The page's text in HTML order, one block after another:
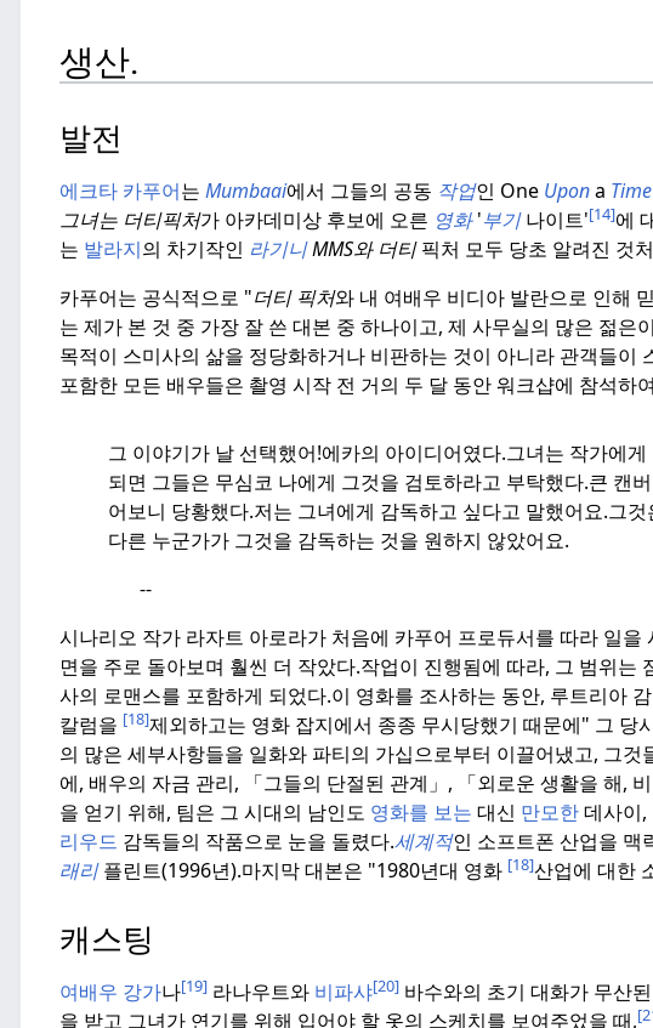
생산.
발전
에크타 카푸어는 Mumbaai에서 그들의 공동 작업인 One Upona Time
그녀는 더티픽처가 아카데미상 후보에 오른 영화'부기나이트'[14]에
는 발라지의 차기작인 라기니MMS와 더티픽처 모두 당초 알려진 것
카푸어는 공식적으로 "더티 픽처와 내 여배우 비디아 발란으로 인해
는 제가 본 것 중 가장 잘 쓴 대본 중 하나이고, 제 사무실의 많은 젊은
목적이 스미사의 삶을 정당화하거나 비판하는 것이 아니라 관객들이
포함한 모든 배우들은 촬영 시작 전 거의 두 달 동안 워크샵에 참석하
그 이야기가 날 선택했어!에카의 아이디어였다.그녀는 작가에
되면 그들은 무심코 나에게 그것을 검토하라고 부탁했다.큰 캔
어보니 당황했다.저는 그녀에게 감독하고 싶다고 말했어요.그
다른 누군가가 그것을 감독하는 것을 원하지 않았어요.
--
시나리오 작가 라자트 아로라가 처음에 카푸어 프로듀서를 따라 일
면을 주로 돌아보며 훨씬 더 작았다.작업이 진행됨에 따라, 그 범위는
사의 로맨스를 포함하게 되었다.이 영화를 조사하는 동안, 루트리아
칼럼을 [18]제외하고는 영화 잡지에서 종종 무시당했기 때문에" 그 당
의 많은 세부사항들을 일화와 파티의 가십으로부터 이끌어냈고, 그것
에, 배우의 자금 관리, 「그들의 단절된 관계」, 「외로운 생활을 해,
을 얻기 위해, 팀은 그 시대의 남인도 영화를 보는 대신 만모한데사이,
리우드 감독들의 작품으로 눈을 돌렸다.세계적인 소프트폰 산업을 맥
래리플린트(1996년).마지막 대본은 "1980년대 영화 [18]산업에 대한
캐스팅
여배우 강가나[19] 라나우트와 비파샤[20] 바수와의 초기 대화가 무산
을 받고 그녀가 연기를 위해 입어야 할 옷의 스케치를 보여주었을 때,